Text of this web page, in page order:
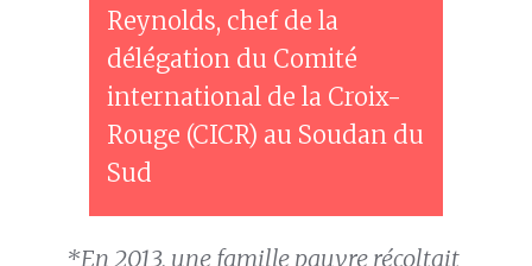
Reynolds, chef de la
délégation du Comité
international de la Croix-
Rouge (CICR) au Soudan du
Sud
*En 2013, une famille pauvre récoltait